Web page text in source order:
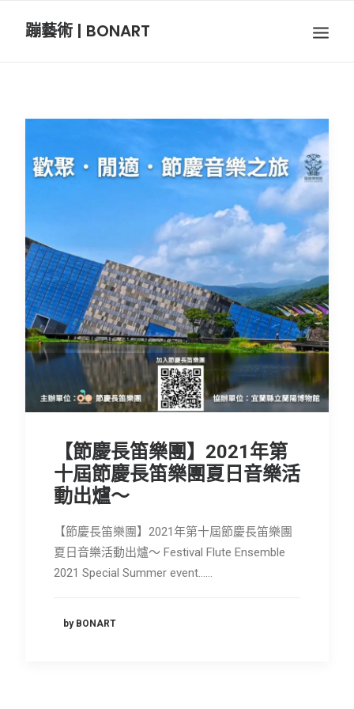
蹦藝術 | BONART
BON旅行
節慶長笛樂團
關於我們
SEARCH
【節慶長笛樂團】2021年第
十屆節慶長笛樂團夏日音樂活
動出爐～
【節慶長笛樂團】2021年第十屆節慶長笛樂團
夏日音樂活動出爐～ Festival Flute Ensemble
2021 Special Summer event……
by BONART